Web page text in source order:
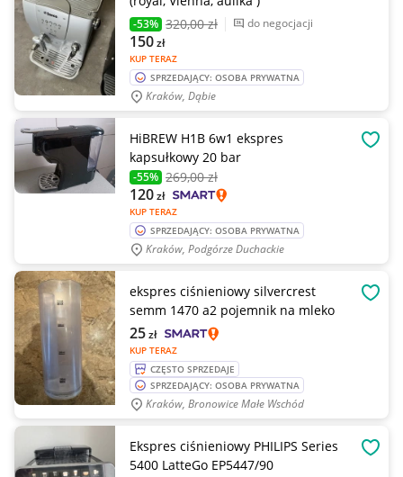
-53% 320,00 zł do negocjacji
KUP TERAZ
150zł
SPRZEDAJĄCY: OSOBA PRYWATNA
Kraków, Dąbie
HiBREW H1B 6w1 ekspres
kapsułkowy 20 bar
-55% 269,00 zł
KUP TERAZ
120zł
SPRZEDAJĄCY: OSOBA PRYWATNA
Kraków, Podgórze Duchackie
ekspres ciśnieniowy silvercrest
semm 1470 a2 pojemnik na mleko
KUP TERAZ
25zł
CZĘSTO SPRZEDAJE
SPRZEDAJĄCY: OSOBA PRYWATNA
Kraków, Bronowice Małe Wschód
Ekspres ciśnieniowy PHILIPS Series
5400 LatteGo EP5447/90